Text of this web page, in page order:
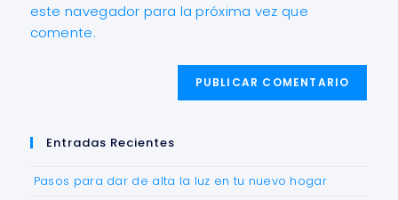
este navegador para la próxima vez que
comente.
Entradas Recientes
Pasos para dar de alta la luz en tu nuevo hogar